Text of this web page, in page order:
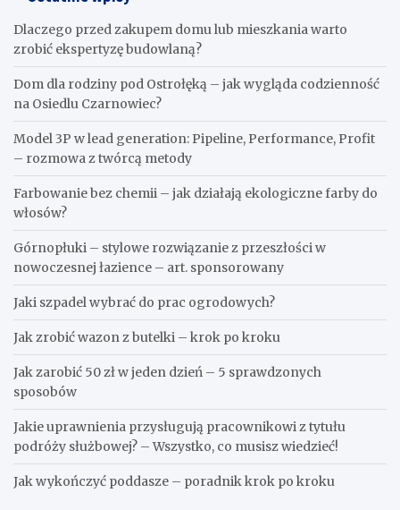
Dlaczego przed zakupem domu lub mieszkania warto
zrobić ekspertyzę budowlaną?
Dom dla rodziny pod Ostrołęką – jak wygląda codzienność
na Osiedlu Czarnowiec?
Model 3P w lead generation: Pipeline, Performance, Profit
– rozmowa z twórcą metody
Farbowanie bez chemii – jak działają ekologiczne farby do
włosów?
Górnopłuki – stylowe rozwiązanie z przeszłości w
nowoczesnej łazience – art. sponsorowany
Jaki szpadel wybrać do prac ogrodowych?
Jak zrobić wazon z butelki – krok po kroku
Jak zarobić 50 zł w jeden dzień – 5 sprawdzonych
sposobów
Jakie uprawnienia przysługują pracownikowi z tytułu
podróży służbowej? – Wszystko, co musisz wiedzieć!
Jak wykończyć poddasze – poradnik krok po kroku